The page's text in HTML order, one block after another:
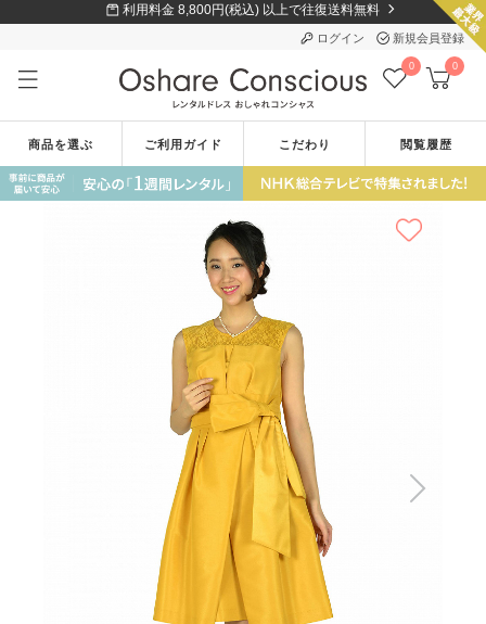
利用料金 8,800円(税込) 以上で往復送料無料
ログイン 新規会員登録
0 0
商品を選ぶ ご利用ガイド こだわり 閲覧履歴